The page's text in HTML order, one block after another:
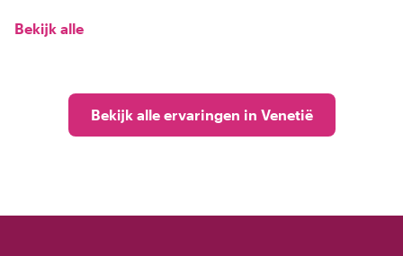
Bekijk alle
Bekijk alle ervaringen in Venetië